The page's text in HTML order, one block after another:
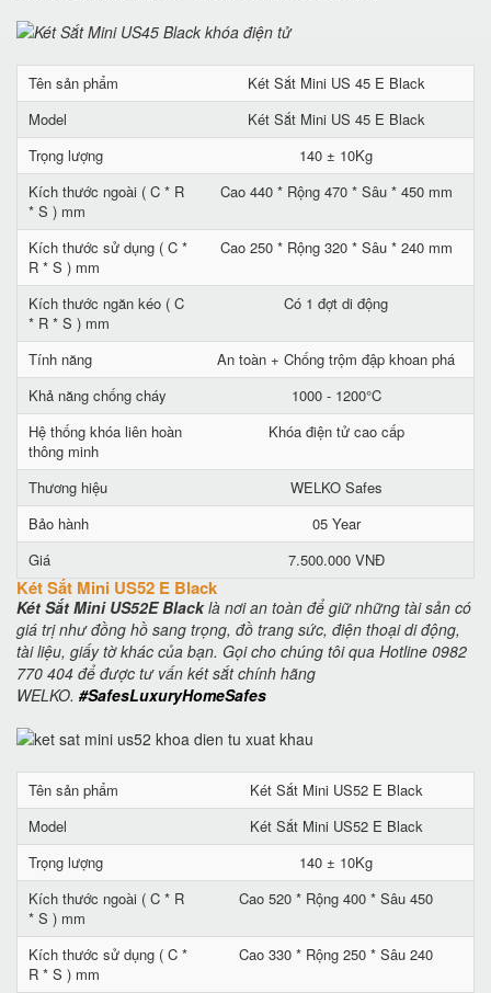
Tên sản phẩm
Két Sắt Mini US 45 E Black
Model
Két Sắt Mini US 45 E Black
Trọng lượng
140 ± 10Kg
Kích thước ngoài ( C * R
* S ) mm
Cao 440 * Rộng 470 * Sâu * 450 mm
Kích thước sử dụng ( C *
R * S ) mm
Cao 250 * Rộng 320 * Sâu * 240 mm
Kích thước ngăn kéo ( C
* R * S ) mm
Có 1 đợt di động
Tính năng
An toàn + Chống trộm đập khoan phá
Khả năng chống cháy
1000 - 1200°C
Hệ thống khóa liên hoàn
thông minh
Khóa điện tử cao cấp
Thương hiệu
WELKO Safes
Bảo hành
05 Year
Giá
7.500.000 VNĐ
Két Sắt Mini US52 E Black
Két Sắt Mini US52E Blacklà nơi an toàn để giữ những tài sản có
giá trị như đồng hồ sang trọng, đồ trang sức, điện thoại di động,
tài liệu, giấy tờ khác của bạn. Gọi cho chúng tôi qua Hotline 0982
770 404 để được tư vấn két sắt chính hãng
WELKO. #SafesLuxuryHomeSafes
Tên sản phẩm
Két Sắt Mini US52 E Black
Model
Két Sắt Mini US52 E Black
Trọng lượng
140 ± 10Kg
Kích thước ngoài ( C * R
* S ) mm
Cao 520 * Rộng 400 * Sâu 450
Kích thước sử dụng ( C *
R * S ) mm
Cao 330 * Rộng 250 * Sâu 240